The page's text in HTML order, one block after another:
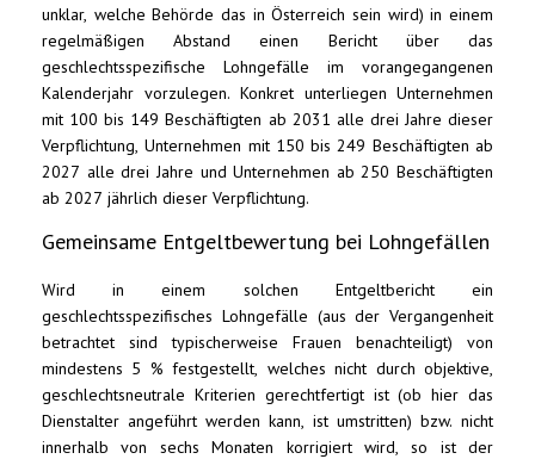
unklar, welche Behörde das in Österreich sein wird) in einem
regelmäßigen Abstand einen Bericht über das
geschlechtsspezifische Lohngefälle im vorangegangenen
Kalenderjahr vorzulegen. Konkret unterliegen Unternehmen
mit 100 bis 149 Beschäftigten ab 2031 alle drei Jahre dieser
Verpflichtung, Unternehmen mit 150 bis 249 Beschäftigten ab
2027 alle drei Jahre und Unternehmen ab 250 Beschäftigten
ab 2027 jährlich dieser Verpflichtung.
Gemeinsame Entgeltbewertung bei Lohngefällen
Wird in einem solchen Entgeltbericht ein
geschlechtsspezifisches Lohngefälle (aus der Vergangenheit
betrachtet sind typischerweise Frauen benachteiligt) von
mindestens 5 % festgestellt, welches nicht durch objektive,
geschlechtsneutrale Kriterien gerechtfertigt ist (ob hier das
Dienstalter angeführt werden kann, ist umstritten) bzw. nicht
innerhalb von sechs Monaten korrigiert wird, so ist der